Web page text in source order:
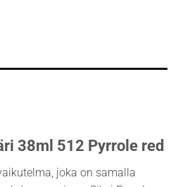
38ml 512 Pyrrole red
joka on samalla